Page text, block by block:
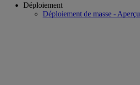
Déploiement
Déploiement de masse - Aperçu